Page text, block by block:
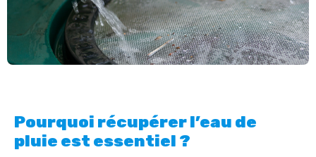
Pourquoi récupérer l’eau de
pluie est essentiel ?